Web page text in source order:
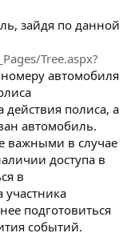
зайдя по данной
Tree.aspx?
автомобиля
действия полиса, а
автомобиль.
важными в случае
доступа в
в
участника
подготовиться
событий.